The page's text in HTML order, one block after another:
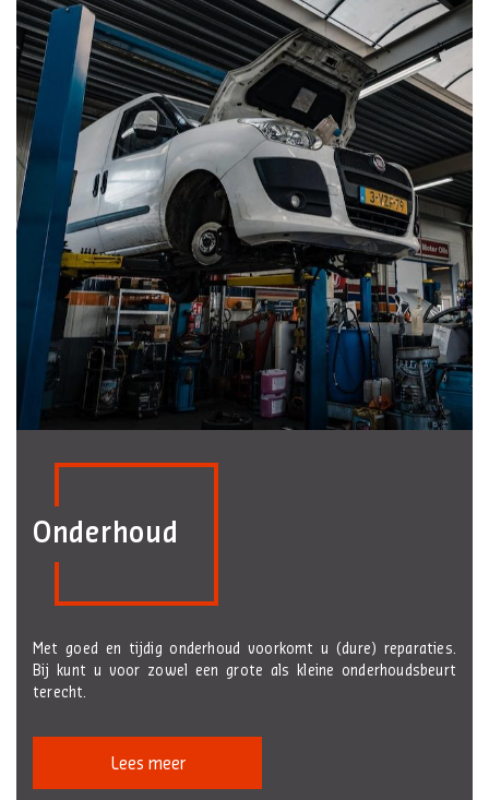
Onderhoud
Met goed en tijdig onderhoud voorkomt u (dure) reparaties.
Bij kunt u voor zowel een grote als kleine onderhoudsbeurt
terecht.
Lees meer